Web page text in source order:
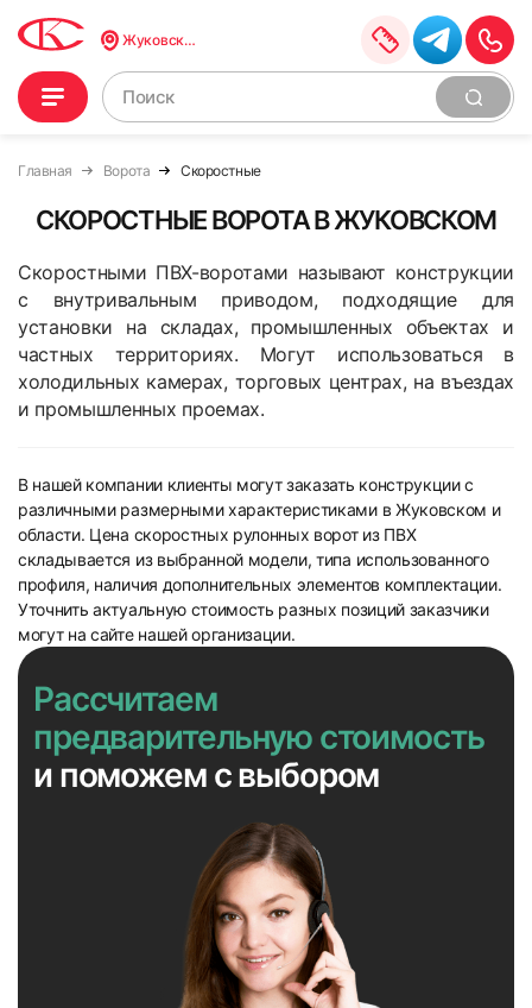
Жуковский
Главная Ворота Скоростные
СКОРОСТНЫЕ ВОРОТА В ЖУКОВСКОМ
Скоростными ПВХ-воротами называют конструкции
с внутривальным приводом, подходящие для
установки на складах, промышленных объектах и
частных территориях. Могут использоваться в
холодильных камерах, торговых центрах, на въездах
и промышленных проемах.
В нашей компании клиенты могут заказать конструкции с
различными размерными характеристиками в Жуковском и
области. Цена скоростных рулонных ворот из ПВХ
складывается из выбранной модели, типа использованного
профиля, наличия дополнительных элементов комплектации.
Уточнить актуальную стоимость разных позиций заказчики
могут на сайте нашей организации.
Рассчитаем
предварительную стоимость
и поможем с выбором